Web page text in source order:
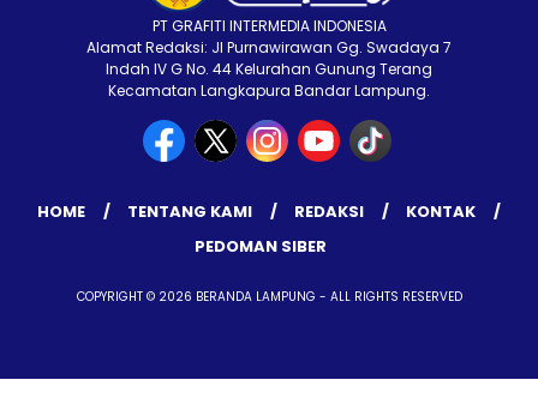
PT GRAFITI INTERMEDIA INDONESIA
Alamat Redaksi: Jl Purnawirawan Gg. Swadaya 7
Indah IV G No. 44 Kelurahan Gunung Terang
Kecamatan Langkapura Bandar Lampung.
HOME TENTANG KAMI REDAKSI
KONTAK
PEDOMAN SIBER
COPYRIGHT © 2026 BERANDA LAMPUNG - ALL RIGHTS RESERVED